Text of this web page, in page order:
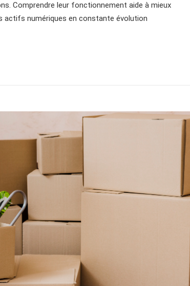
Comprendre leur fonctionnement aide à mieux
actifs numériques en constante évolution